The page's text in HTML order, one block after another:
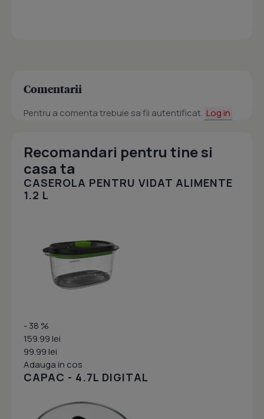
Comentarii
Pentru a comenta trebuie sa fii autentificat. Log in
Recomandari pentru tine si
casa ta
CASEROLA PENTRU VIDAT ALIMENTE
1.2 L
- 38 %
159.99 lei
99.99 lei
Adauga in cos
CAPAC - 4.7L DIGITAL